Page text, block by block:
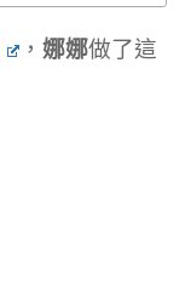
， 娜娜做了這